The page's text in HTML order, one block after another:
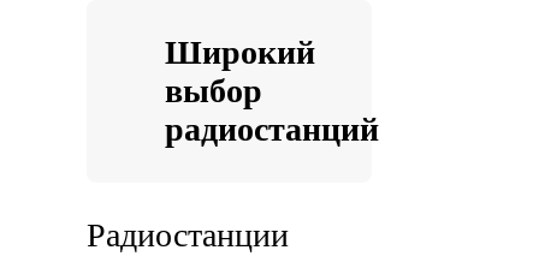
Широкий
выбор
радиостанций
Радиостанции